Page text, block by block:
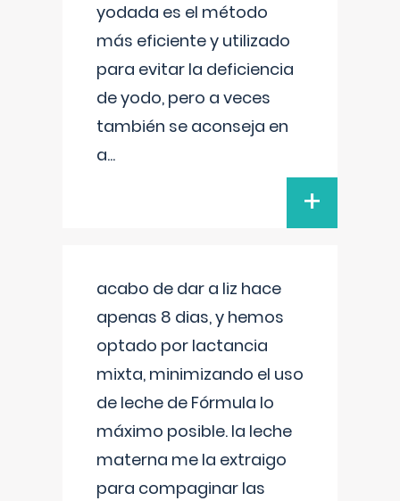
yodada es el método
más eficiente y utilizado
para evitar la deficiencia
de yodo, pero a veces
también se aconseja en
a...
+
acabo de dar a liz hace
apenas 8 dias, y hemos
optado por lactancia
mixta, minimizando el uso
de leche de Fórmula lo
máximo posible. la leche
materna me la extraigo
para compaginar las